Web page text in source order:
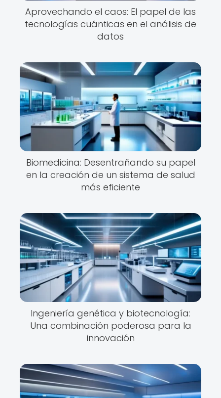
Aprovechando el caos: El papel de las
tecnologías cuánticas en el análisis de
datos
Biomedicina: Desentrañando su papel
en la creación de un sistema de salud
más eficiente
Ingeniería genética y biotecnología:
Una combinación poderosa para la
innovación